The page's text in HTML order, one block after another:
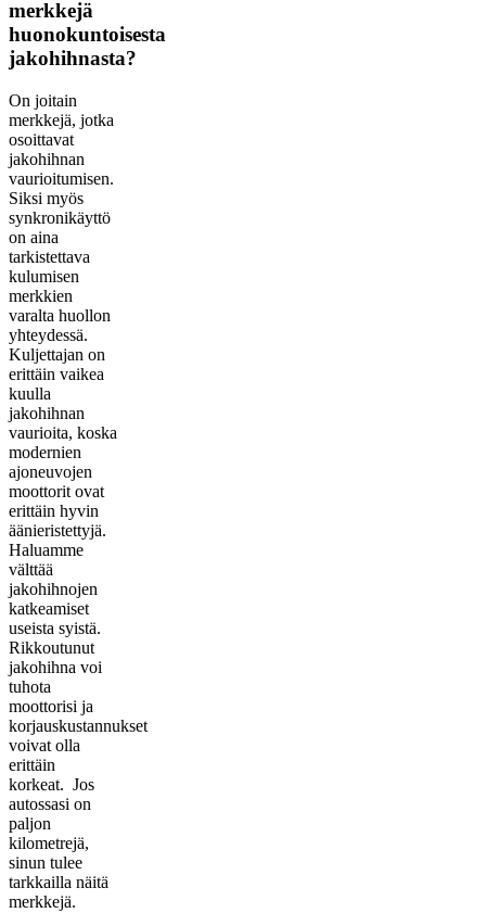
merkkejä
huonokuntoisesta
jakohihnasta?
On joitain
merkkejä, jotka
osoittavat
jakohihnan
vaurioitumisen.
Siksi myös
synkronikäyttö
on aina
tarkistettava
kulumisen
merkkien
varalta huollon
yhteydessä.
Kuljettajan on
erittäin vaikea
kuulla
jakohihnan
vaurioita, koska
modernien
ajoneuvojen
moottorit ovat
erittäin hyvin
äänieristettyjä.
Haluamme
välttää
jakohihnojen
katkeamiset
useista syistä.
Rikkoutunut
jakohihna voi
tuhota
moottorisi ja
korjauskustannukset
voivat olla
erittäin
korkeat. Jos
autossasi on
paljon
kilometrejä,
sinun tulee
tarkkailla näitä
merkkejä.